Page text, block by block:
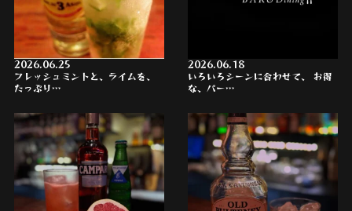
2026.06.25
フレッシュミントと、ライムを、
たっぷり…
2026.06.18
いろいろシーンに合わせて、 お得
な、パー…